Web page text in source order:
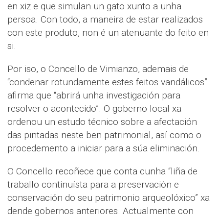
en xiz e que simulan un gato xunto a unha
persoa. Con todo, a maneira de estar realizados
con este produto, non é un atenuante do feito en
si.
Por iso, o Concello de Vimianzo, ademais de
“condenar rotundamente estes feitos vandálicos”
afirma que “abrirá unha investigación para
resolver o acontecido”. O goberno local xa
ordenou un estudo técnico sobre a afectación
das pintadas neste ben patrimonial, así como o
procedemento a iniciar para a súa eliminación.
O Concello recoñece que conta cunha “liña de
traballo continuísta para a preservación e
conservación do seu patrimonio arqueolóxico” xa
dende gobernos anteriores. Actualmente con